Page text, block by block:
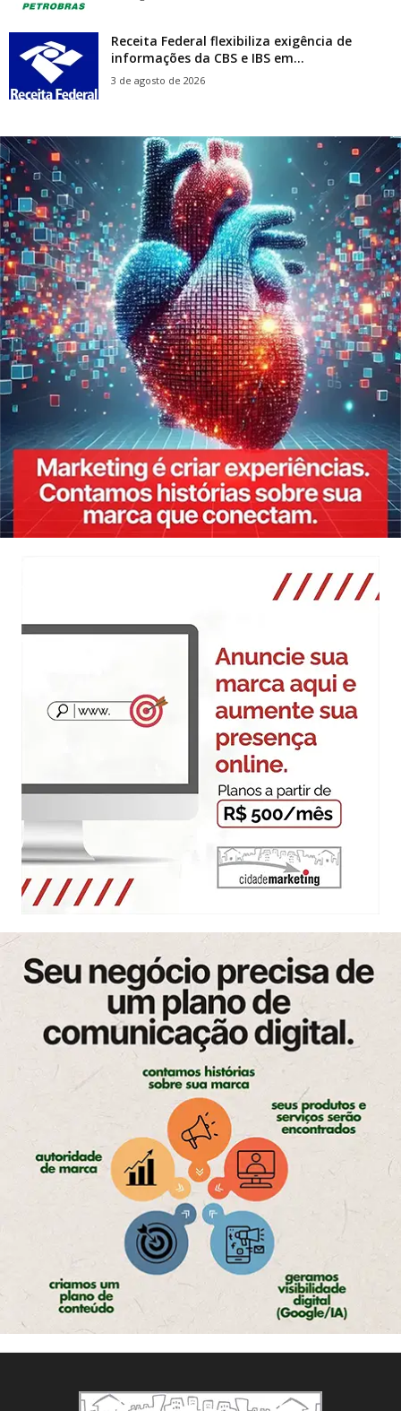
Receita Federal flexibiliza exigência de
informações da CBS e IBS em...
3 de agosto de 2026